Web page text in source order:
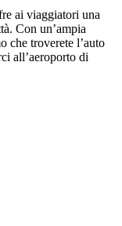
ai viaggiatori una
Con un’ampia
che troverete l’auto
all’aeroporto di